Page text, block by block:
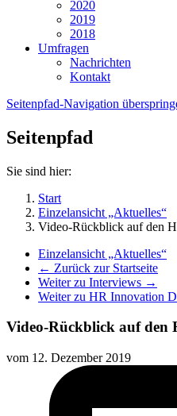
2020
2019
2018
Umfragen
Nachrichten
Kontakt
Seitenpfad-Navigation
Seitenpfad
Sie sind hier:
Start
Einzelansicht „Aktuelles“
Video-Rückblick auf den
Einzelansicht „Aktuelles“
← Zurück zur Startseite
Weiter zu Interviews →
Weiter zu HR Innovation
Video-Rückblick auf den
vom 12. Dezember 2019